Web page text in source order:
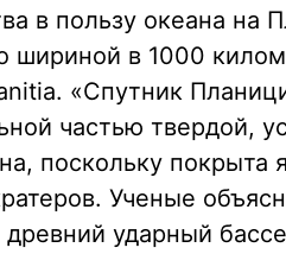
в пользу океана на
шириной в 1000
«Спутник
частью твердой,
поскольку
Ученые
ударный